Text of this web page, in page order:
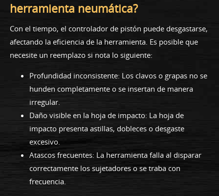
herramienta neumática?
Con el tiempo, el controlador de pistón puede desgastarse,
afectando la eficiencia de la herramienta. Es posible que
necesite un reemplazo si nota lo siguiente:
Profundidad inconsistente: Los clavos o grapas no se
hunden completamente o se insertan de manera
irregular.
Daño visible en la hoja de impacto: La hoja de
impacto presenta astillas, dobleces o desgaste
excesivo.
Atascos frecuentes: La herramienta falla al disparar
correctamente los sujetadores o se traba con
frecuencia.